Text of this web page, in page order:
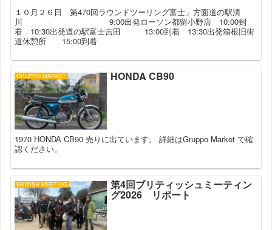
１０月２６日 第470回ラウンドツーリング富士」方面道の駅清
川 9:00出発ローソン都留小野店 10:00到
着 10:30出発道の駅富士吉田 13:00到着 13:30出発箱根旧街
道休憩所 15:00到着
GRUPPO MARKET HONDA CB90
1970 HONDA CB90 売りに出ています。 詳細はGruppo Market で確
認ください。
BRITISH MEETING 第4回ブリティッシュミーティン
グ2026 リポート